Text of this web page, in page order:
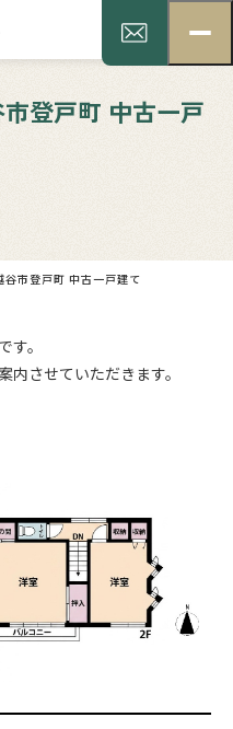
市登戸町 中古一戸
谷市登戸町 中古一戸建て
。
させていただきます。